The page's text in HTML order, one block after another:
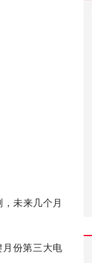
未来几个月
份第三大电